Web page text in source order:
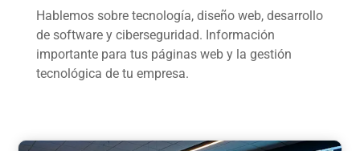
Hablemos sobre tecnología, diseño web, desarrollo
de software y ciberseguridad. Información
importante para tus páginas web y la gestión
tecnológica de tu empresa.